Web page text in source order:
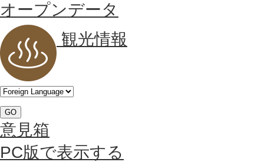
オープンデータ
観光情報
GO
意見箱
PC版で表示する